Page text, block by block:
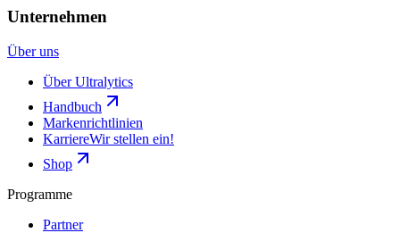
Unternehmen
Über uns
Über Ultralytics
Handbuch
Markenrichtlinien
KarriereWir stellen ein!
Shop
Programme
Partner